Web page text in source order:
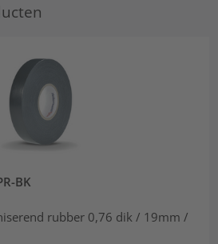
BK
rubber 0,76 dik / 19mm /